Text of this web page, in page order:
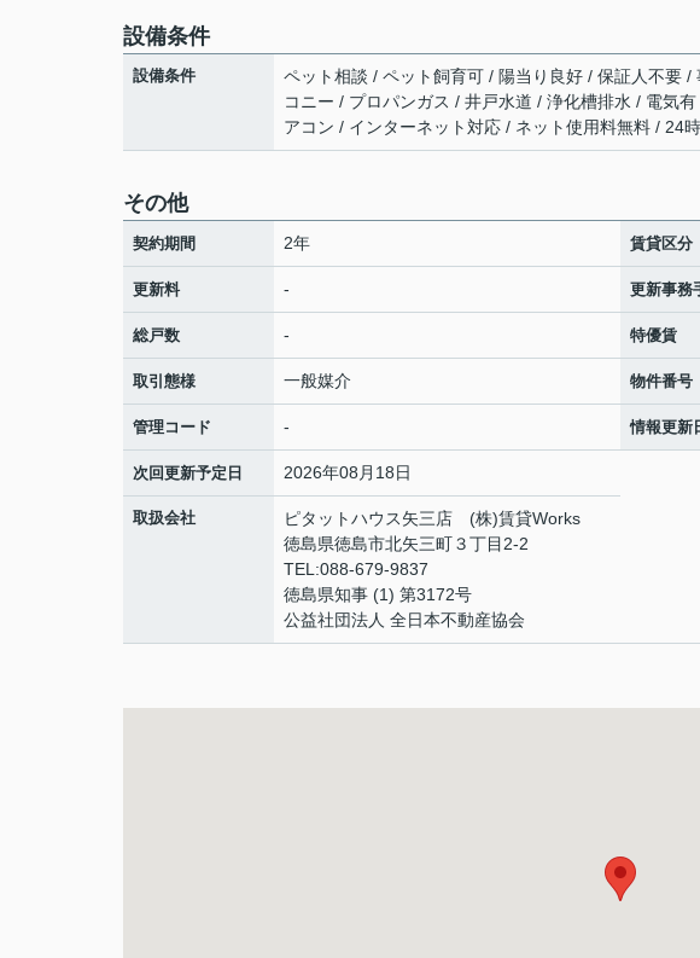
設備条件
設備条件
ペット相談 / ペット飼育可 / 陽当り良好 / 保証人不要
コニー / プロパンガス / 井戸水道 / 浄化槽排水 / 電気
アコン / インターネット対応 / ネット使用料無料 / 24
その他
契約期間 2年 賃貸区分
更新料 - 更新事務
総戸数 - 特優賃
取引態様 一般媒介 物件番号
管理コード - 情報更新
次回更新予定日 2026年08月18日
取扱会社
ピタットハウス矢三店 (株)賃貸Works
徳島県徳島市北矢三町３丁目2-2
TEL:088-679-9837
徳島県知事 (1) 第3172号
公益社団法人 全日本不動産協会